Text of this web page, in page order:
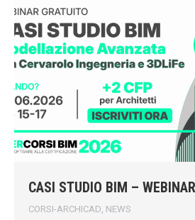
CASI STUDIO BIM –
CORSI-ARCHICAD NEWS